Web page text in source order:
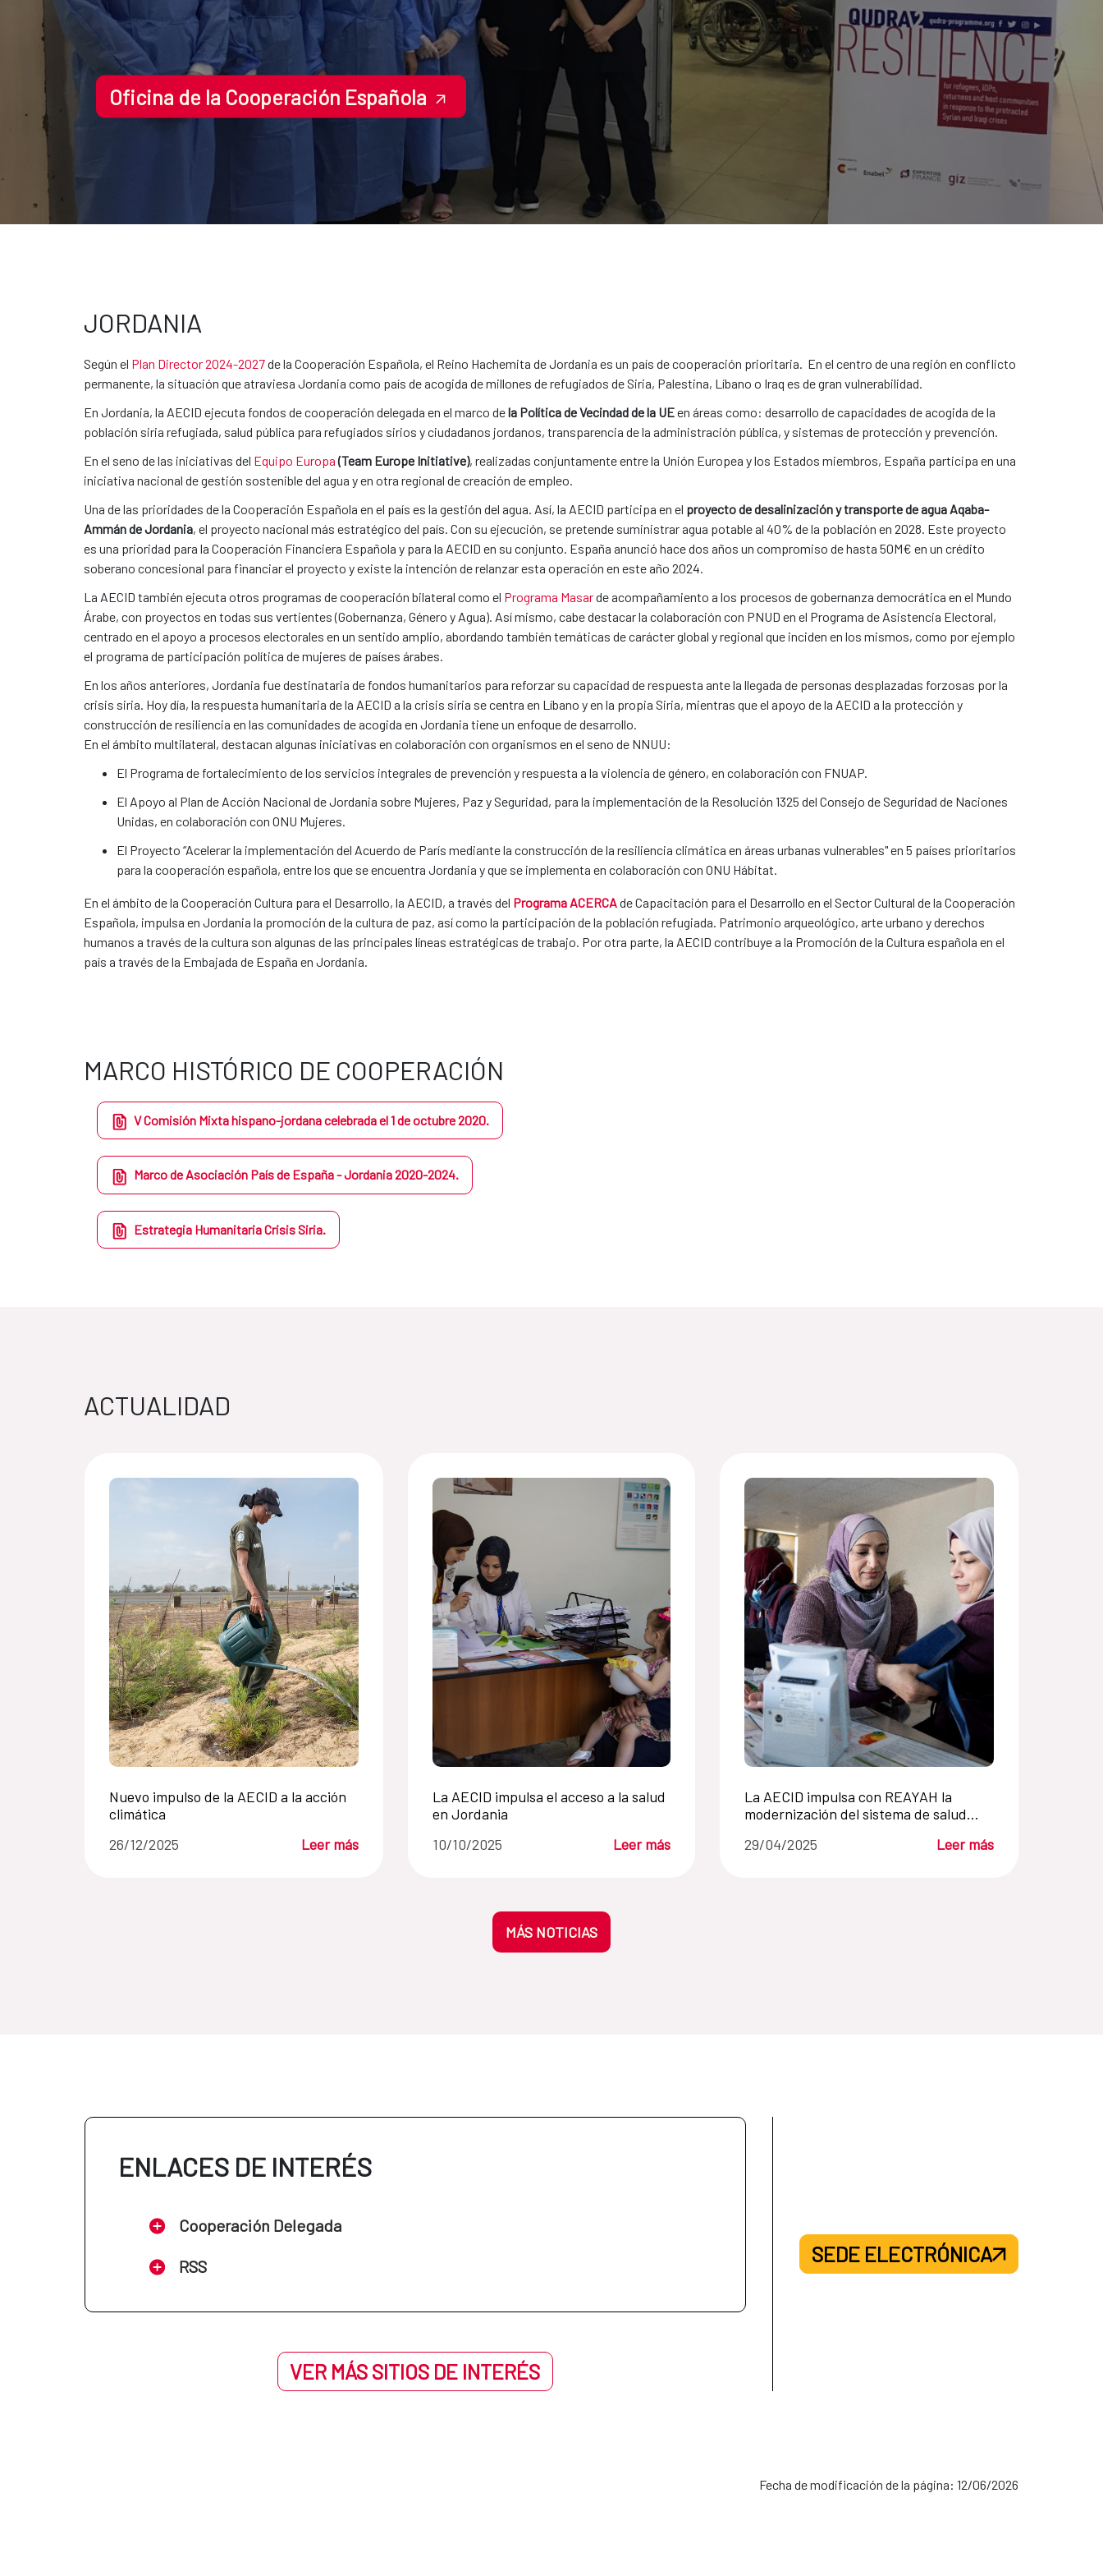
Oficina de la Cooperación Española
JORDANIA
Según el Plan Director 2024-2027de la Cooperación Española, el Reino Hachemita de Jordania es un país de cooperación prioritaria. En el centro de una región en conflicto
permanente, la situación que atraviesa Jordania como país de acogida de millones de refugiados de Siria, Palestina, Líbano o Iraq es de gran vulnerabilidad.
En Jordania, la AECID ejecuta fondos de cooperación delegada en el marco dela Política de Vecindad de la UEen áreas como: desarrollo de capacidades de acogida de la
población siria refugiada, salud pública para refugiados sirios y ciudadanos jordanos, transparencia de la administración pública, y sistemas de protección y prevención.
En el seno de las iniciativas del Equipo Europa (Team Europe Initiative), realizadas conjuntamente entre la Unión Europea y los Estados miembros, España participa en una
iniciativa nacional de gestión sostenible del agua y en otra regional de creación de empleo.
Una de las prioridades de la Cooperación Española en el país es la gestión del agua. Así, la AECID participa en el proyecto de desalinización y transporte de agua Aqaba-
Ammán de Jordania, el proyecto nacional más estratégico del país. Con su ejecución, se pretende suministrar agua potable al 40% de la población en 2028. Este proyecto
es una prioridad para la Cooperación Financiera Española y para la AECID en su conjunto. España anunció hace dos años un compromiso de hasta 50M€ en un crédito
soberano concesional para financiar el proyecto y existe la intención de relanzar esta operación en este año 2024.
La AECID también ejecuta otros programas de cooperación bilateral como el Programa Masarde acompañamiento a los procesos de gobernanza democrática en el Mundo
Árabe, con proyectos en todas sus vertientes (Gobernanza, Género y Agua). Así mismo, cabe destacar la colaboración con PNUD en el Programa de Asistencia Electoral,
centrado en el apoyo a procesos electorales en un sentido amplio, abordando también temáticas de carácter global y regional que inciden en los mismos, como por ejemplo
el programa de participación política de mujeres de países árabes.
En los años anteriores, Jordania fue destinataria de fondos humanitarios para reforzar su capacidad de respuesta ante la llegada de personas desplazadas forzosas por la
crisis siria. Hoy día, la respuesta humanitaria de la AECID a la crisis siria se centra en Líbano y en la propia Siria, mientras que el apoyo de la AECID a la protección y
construcción de resiliencia en las comunidades de acogida en Jordania tiene un enfoque de desarrollo.
​​​​​​​En el ámbito multilateral, destacan algunas iniciativas en colaboración con organismos en el seno de NNUU:
El Programa de fortalecimiento de los servicios integrales de prevención y respuesta a la violencia de género, en colaboración con FNUAP.
El Apoyo al Plan de Acción Nacional de Jordania sobre Mujeres, Paz y Seguridad, para la implementación de la Resolución 1325 del Consejo de Seguridad de Naciones
Unidas, en colaboración con ONU Mujeres.
El Proyecto “Acelerar la implementación del Acuerdo de París mediante la construcción de la resiliencia climática en áreas urbanas vulnerables" en 5 países prioritarios
para la cooperación española, entre los que se encuentra Jordania y que se implementa en colaboración con ONU Hábitat.
En el ámbito de la Cooperación Cultura para el Desarrollo, la AECID, a través del Programa ACERCAde Capacitación para el Desarrollo en el Sector Cultural de la Cooperación
Española, impulsa en Jordania la promoción de la cultura de paz, así como la participación de la población refugiada. Patrimonio arqueológico, arte urbano y derechos
humanos a través de la cultura son algunas de las principales líneas estratégicas de trabajo. Por otra parte, la AECID contribuye a la Promoción de la Cultura española en el
país a través de la Embajada de España en Jordania.
MARCO HISTÓRICO DE COOPERACIÓN
V Comisión Mixta hispano-jordana celebrada el 1 de octubre 2020.
Marco de Asociación País de España - Jordania 2020-2024.
Estrategia Humanitaria Crisis Siria.
ACTUALIDAD
Nuevo impulso de la AECID a la acción
climática
26/12/2025
Leer más
La AECID impulsa el acceso a la salud
en Jordania
10/10/2025
Leer más
La AECID impulsa con REAYAH la
modernización del sistema de salud
transmisibles
29/04/2025 Leer más
MÁS NOTICIAS
ENLACES DE INTERÉS
Cooperación Delegada
RSS
VER MÁS SITIOS DE INTERÉS
SEDE ELECTRÓNICA
Fecha de modificación de la página: 12/06/2026